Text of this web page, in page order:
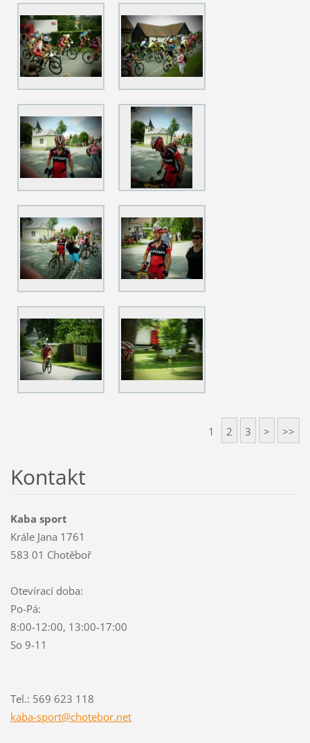
1 2 3 > >>
Kontakt
Kaba sport
Krále Jana 1761
583 01 Chotěboř
Otevírací doba:
Po-Pá:
8:00-12:00, 13:00-17:00
So 9-11
Tel.: 569 623 118
kaba-sport@chotebor.net